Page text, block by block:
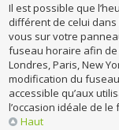
Il est possible que
différent de celui
vous sur votre
fuseau horaire afin
Londres, Paris, New
modification du
accessible qu’aux
l’occasion idéale de le
Haut